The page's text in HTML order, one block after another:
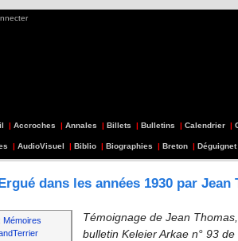
| Accroches | Annales | Billets | Bulletins | Calendrier |
| AudioVisuel | Biblio | Biographies | Breton | Déguignet
dans les années 1930 par Jean
Mémoires
Témoignage de Jean
bulletin Keleier Arkae n° 93